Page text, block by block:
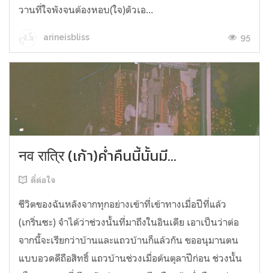
วานที่ใจพังจนต้องหอบ(ใจ)ตัวเอ...
arineisbliss 95
नव रात्रि (เก้า)ค่ำคืนนี้นั้นมี...
ดี๋ต่อใจ
ชีวิตของฉันหลังจากทุกอย่างเข้าที่เข้าทางเมื่อปีที่แล้ว
(เกริ่นซะ) จำได้ว่าช่วงนั้นที่มาถึงในอินเดีย เอาเป็นว่าต่อ
จากนี้จะเรียกว่าบ้านและแถวบ้านก็แล้วกัน ขออนุมานตน
แบบอวดดีถือสิทธิ์ แถวบ้านช่วงเมื่อต้นตุลาปีก่อน ช่วงนั้น